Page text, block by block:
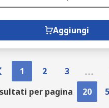
Aggiungi
1 2 3
per pagina
20